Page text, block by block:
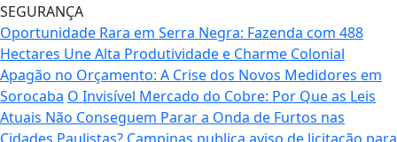
SEGURANÇA
Oportunidade Rara em Serra Negra: Fazenda com 488
Hectares Une Alta Produtividade e Charme Colonial
Apagão no Orçamento: A Crise dos Novos Medidores em
Sorocaba O Invisível Mercado do Cobre: Por Que as Leis
Atuais Não Conseguem Parar a Onda de Furtos nas